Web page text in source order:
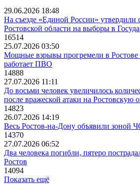
29.06.2026 18:48
На съезде «Единой России» утвердили
Ростовской области на выборы в
16514
25.07.2026 03:50
Мощные взрывы прогремели в Ростове
работает ПВО
14888
27.07.2026 11:11
До восьми человек увеличилось
после вражеской атаки на Ростовскую
14823
26.07.2026 14:19
Весь Ростов-на-Дону объявили зоной
14370
27.07.2026 06:52
Два человека погибли, пятеро
Ростов
14094
Показать ещё